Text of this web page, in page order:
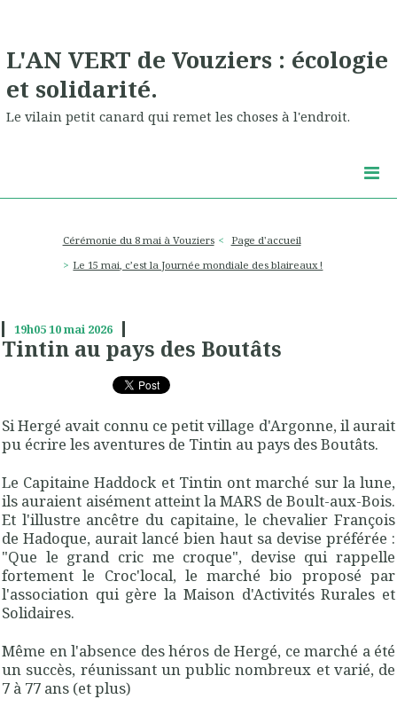
L'AN VERT de Vouziers : écologie
et solidarité.
Le vilain petit canard qui remet les choses à l'endroit.
Cérémonie du 8 mai à Vouziers
Page d'accueil
Le 15 mai, c’est la Journée mondiale des blaireaux !
19h0510mai 2026
Tintin au pays des Boutâts
Si Hergé avait connu ce petit village d'Argonne, il aurait
pu écrire les aventures de Tintin au pays des Boutâts.
Le Capitaine Haddock et Tintin ont marché sur la lune,
ils auraient aisément atteint la MARS de Boult-aux-Bois.
Et l'illustre ancêtre du capitaine, le chevalier François
de Hadoque, aurait lancé bien haut sa devise préférée :
"Que le grand cric me croque", devise qui rappelle
fortement le Croc'local, le marché bio proposé par
l'association qui gère la Maison d'Activités Rurales et
Solidaires.
Même en l'absence des héros de Hergé, ce marché a été
un succès, réunissant un public nombreux et varié, de
7 à 77 ans (et plus)